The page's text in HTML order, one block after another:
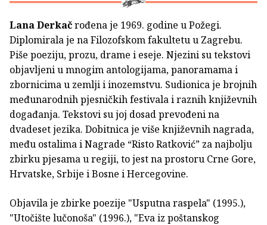
Lana Derkačrođena je 1969. godine u Požegi.
Diplomirala je na Filozofskom fakultetu u Zagrebu.
Piše poeziju, prozu, drame i eseje. Njezini su tekstovi
objavljeni u mnogim antologijama, panoramama i
zbornicima u zemlji i inozemstvu. Sudionica je brojnih
međunarodnih pjesničkih festivala i raznih književnih
događanja. Tekstovi su joj dosad prevođeni na
dvadeset jezika. Dobitnica je više književnih nagrada,
među ostalima i Nagrade “Risto Ratković” za najbolju
zbirku pjesama u regiji, to jest na prostoru Crne Gore,
Hrvatske, Srbije i Bosne i Hercegovine.
Objavila je zbirke poezije "Usputna raspela" (1995.),
"Utočište lučonoša" (1996.), "Eva iz poštanskog